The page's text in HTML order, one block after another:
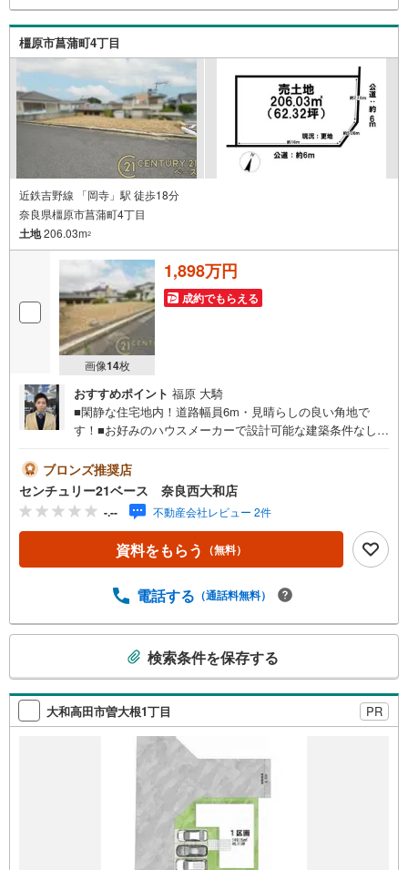
N IDでログインのうえお問い合わせください。------------------
-----------
橿原市菖蒲町4丁目
近鉄吉野線 「岡寺」駅 徒歩18分
奈良県橿原市菖蒲町4丁目
土地206.03m2
画像14枚
1,898万円
成約でもらえる
おすすめポイント 福原 大騎
■閑静な住宅地内！道路幅員6m・見晴らしの良い角地で
す！■お好みのハウスメーカーで設計可能な建築条件なし土
事終わりのお時間でもご見学可！・今から見たい！という
お声にもご対応できます！◇住宅ローンもお任せくださ
い！◇・提携銀行多数あり（地方銀行・都市銀行・信用金
庫etc）・優遇後適用金利 0.875％～（審査内容により異な
ります）--- ◇◇ Yahoo！不動産キャンペーン対象店舗 ◇◇
----当店で物件を成約いただくとPayPayボーナスライトが
象になります。「資料をもらう」「見学予約をする」から
のうえお問い合わせください。-----------------------------
ブロンズ推奨店
センチュリー21ベース 奈良西大和店
-.-- 不動産会社レビュー 2件
資料をもらう （無料）
電話する （通話料無料）
検
索
条
検索条件を保存する
大和高田市曽大根1丁目 PR